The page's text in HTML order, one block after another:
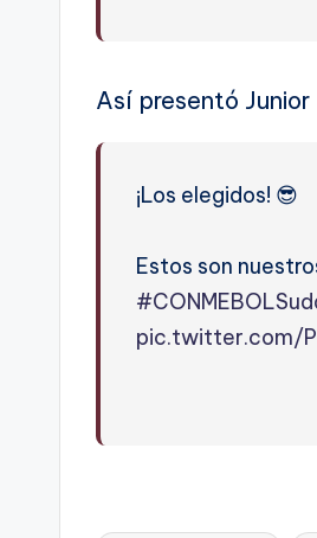
Así presentó
¡Los elegidos! 😎
Estos son
pic.twitter.com/